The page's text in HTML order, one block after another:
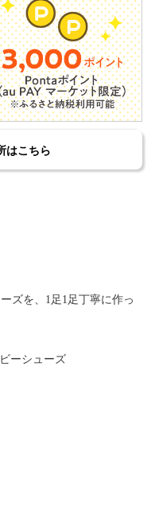
はこちら
ズを、1足1足丁寧に作っ
ーシューズ